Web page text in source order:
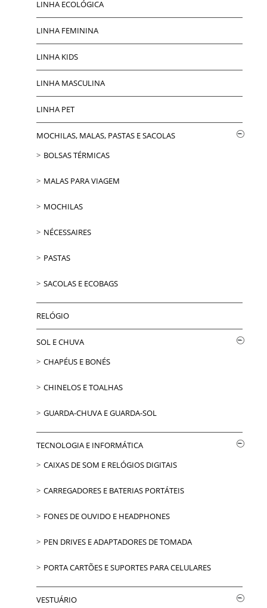
LINHA ECOLÓGICA
LINHA FEMININA
LINHA KIDS
LINHA MASCULINA
LINHA PET
MOCHILAS, MALAS, PASTAS E SACOLAS
BOLSAS TÉRMICAS
MALAS PARA VIAGEM
MOCHILAS
NÉCESSAIRES
PASTAS
SACOLAS E ECOBAGS
RELÓGIO
SOL E CHUVA
CHAPÉUS E BONÉS
CHINELOS E TOALHAS
GUARDA-CHUVA E GUARDA-SOL
TECNOLOGIA E INFORMÁTICA
CAIXAS DE SOM E RELÓGIOS DIGITAIS
CARREGADORES E BATERIAS PORTÁTEIS
FONES DE OUVIDO E HEADPHONES
PEN DRIVES E ADAPTADORES DE TOMADA
PORTA CARTÕES E SUPORTES PARA CELULARES
VESTUÁRIO